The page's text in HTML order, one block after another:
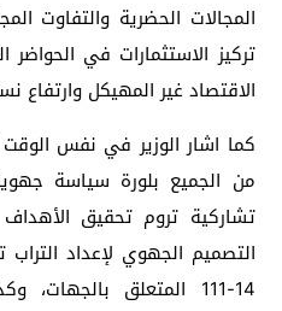
المجالات الحضرية والتفاوت
تركيز الاستثمارات في
الاقتصاد غير المهيكل وارتفاع
كما اشار الوزير في نفس الوقت
من الجميع بلورة سياسة
تشاركية تروم تحقيق
التصميم الجهوي لإعداد
14-111 المتعلق